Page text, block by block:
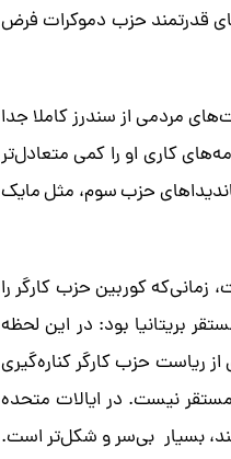
قدرتمند حزب دموکرات فرض
مردمی از سندرز کاملا جدا
کاری او را کمی متعادل‌تر
حزب سوم، مثل مایک
زمانی‌که کوربین حزب کارگر را
بریتانیا بود: در این لحظه
۱۹۳۶ که جورج لنزبری از ریاست حزب کارگر کناره‌گیری
نیست. در ایالات متحده
بسیار بی‌سر و شکل‌تر است.